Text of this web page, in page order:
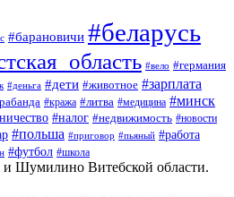
#барановичи #беларусь
#вело #германия
#деньга #дети #животное #зарплата
#кража #литва #медицина #минск
#налог #недвижимость #новости
#польша #приговор #пьяный #работа
#футбол #школа
Шумилино Витебской области.